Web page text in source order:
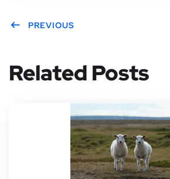
PREVIOUS
Related Posts